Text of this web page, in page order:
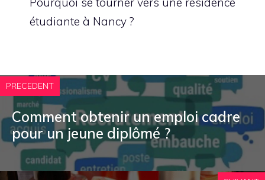
étudiante à Nancy ?
PRECEDENT
Comment obtenir un emploi cadre
pour un jeune diplômé ?